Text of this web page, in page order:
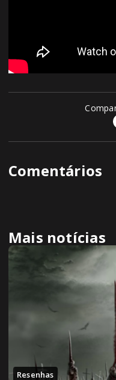
Comentários
Mais notícias
Resenhas